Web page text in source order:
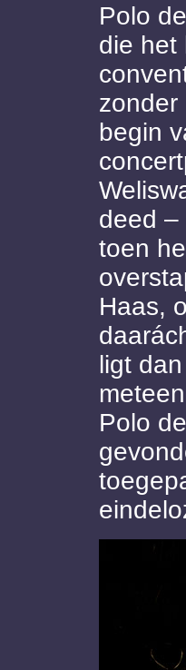
Polo
die het
zonder
begin
deed –
toen
Haas,
ligt
Polo